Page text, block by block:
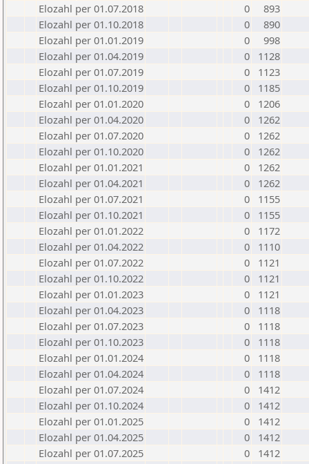
Elozahl per 01.07.2018
0
893
Elozahl per 01.10.2018
0
890
Elozahl per 01.01.2019
0
998
Elozahl per 01.04.2019
0
1128
Elozahl per 01.07.2019
0
1123
Elozahl per 01.10.2019
0
1185
Elozahl per 01.01.2020
0
1206
Elozahl per 01.04.2020
0
1262
Elozahl per 01.07.2020
0
1262
Elozahl per 01.10.2020
0
1262
Elozahl per 01.01.2021
0
1262
Elozahl per 01.04.2021
0
1262
Elozahl per 01.07.2021
0
1155
Elozahl per 01.10.2021
0
1155
Elozahl per 01.01.2022
0
1172
Elozahl per 01.04.2022
0
1110
Elozahl per 01.07.2022
0
1121
Elozahl per 01.10.2022
0
1121
Elozahl per 01.01.2023
0
1121
Elozahl per 01.04.2023
0
1118
Elozahl per 01.07.2023
0
1118
Elozahl per 01.10.2023
0
1118
Elozahl per 01.01.2024
0
1118
Elozahl per 01.04.2024
0
1118
Elozahl per 01.07.2024
0
1412
Elozahl per 01.10.2024
0
1412
Elozahl per 01.01.2025
0
1412
Elozahl per 01.04.2025
0
1412
Elozahl per 01.07.2025
0
1412